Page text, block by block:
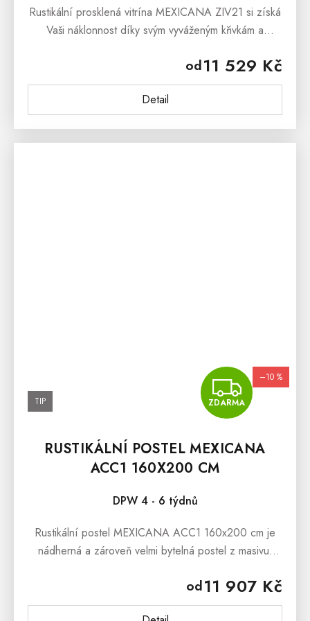
od11 529 Kč
Detail
Rustikální prosklená vitrína MEXICANA ZIV21 si získá
Vaši náklonnost díky svým vyváženým křivkám a
v rustikálním stylu...
TIP ZDARMA
–10 %
RUSTIKÁLNÍ POSTEL MEXICANA
ACC1 160X200 CM
DPW 4 - 6 týdnů
od11 907 Kč
Rustikální postel MEXICANA ACC1 160x200 cm je
nádherná a zároveň velmi bytelná postel z masivu,